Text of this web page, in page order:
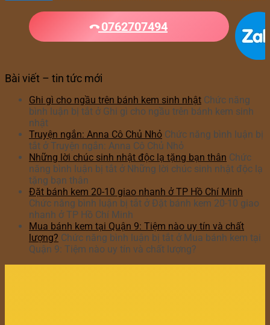
0762707494
Bài viết – tin tức mới
Ghi gì cho ngầu trên bánh kem sinh nhật Chức năng
bình luận bị tắt ở Ghi gì cho ngầu trên bánh kem sinh
nhật
Truyện ngắn: Anna Cô Chủ Nhỏ Chức năng bình luận bị
tắt ở Truyện ngắn: Anna Cô Chủ Nhỏ
Những lời chúc sinh nhật độc lạ tặng bạn thân Chức
năng bình luận bị tắt ở Những lời chúc sinh nhật độc lạ
tặng bạn thân
Đặt bánh kem 20-10 giao nhanh ở TP Hồ Chí Minh
Chức năng bình luận bị tắt ở Đặt bánh kem 20-10 giao
nhanh ở TP Hồ Chí Minh
Mua bánh kem tại Quận 9: Tiệm nào uy tín và chất
lượng? Chức năng bình luận bị tắt ở Mua bánh kem tại
Quận 9: Tiệm nào uy tín và chất lượng?